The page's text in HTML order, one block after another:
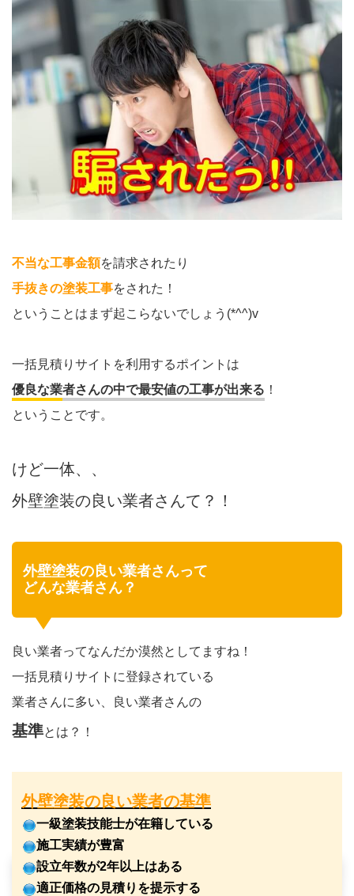
不当な工事金額を請求されたり
手抜きの塗装工事をされた！
ということはまず起こらないでしょう(*^^)v
一括見積りサイトを利用するポイントは
優良な業者さんの中で最安値の工事が出来る ！
ということです。
けど一体、、
外壁塗装の良い業者さんて？！
外壁塗装の良い業者さんって
どんな業者さん？
良い業者ってなんだか漠然としてますね！
一括見積りサイトに登録されている
業者さんに多い、良い業者さんの
基準とは？！
外壁塗装の良い業者の基準
一級塗装技能士が在籍している
施工実績が豊富
設立年数が2年以上はある
適正価格の見積りを提示する